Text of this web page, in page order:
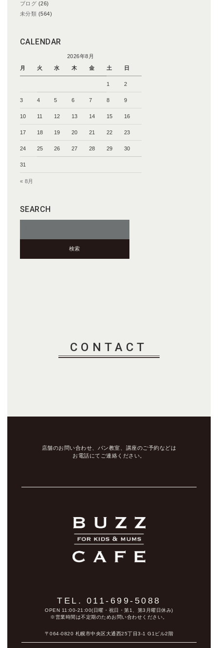
ブログ (26)
未分類 (564)
CALENDAR
2026年8月
月
火 水 木 金 土 日
1 2
3 4 5 6 7 8 9
10 11 12 13 14 15 16
17 18 19 20 21 22 23
24 25 26 27 28 29 30
31
« 8月
SEARCH
CONTACT
店舗のお問い合わせ、パン教室、講座のご予約などは
お電話にてご連絡ください。
TEL. 011-699-5088
OPEN 11:00-21:00(日曜・祝日・第1、第3月曜日休み)
※営業時間は不定期のためお問い合わせください。
〒064-0820 札幌市中央区大通西25丁目3-1 G1ビル2階